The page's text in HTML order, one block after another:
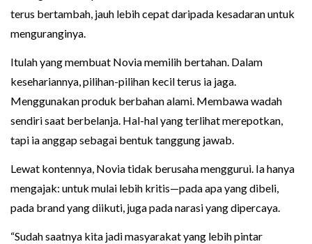
terus bertambah, jauh lebih cepat daripada kesadaran untuk
menguranginya.
Itulah yang membuat Novia memilih bertahan. Dalam
kesehariannya, pilihan-pilihan kecil terus ia jaga.
Menggunakan produk berbahan alami. Membawa wadah
sendiri saat berbelanja. Hal-hal yang terlihat merepotkan,
tapi ia anggap sebagai bentuk tanggung jawab.
Lewat kontennya, Novia tidak berusaha menggurui. Ia hanya
mengajak: untuk mulai lebih kritis—pada apa yang dibeli,
pada brand yang diikuti, juga pada narasi yang dipercaya.
“Sudah saatnya kita jadi masyarakat yang lebih pintar